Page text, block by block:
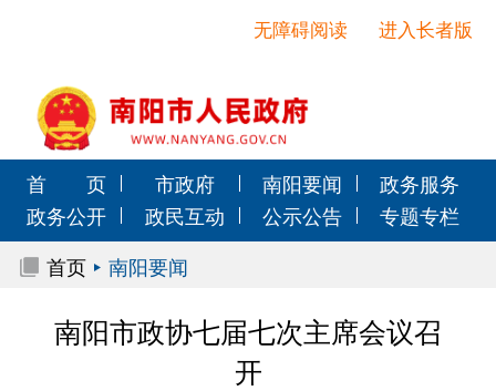
进入长者版
无障碍阅读
首 页 市政府 南阳要闻
政务服务
政务公开
政民互动 公示公告
专题专栏
首页
南阳要闻
南阳市政协七届七次主席会议召
开